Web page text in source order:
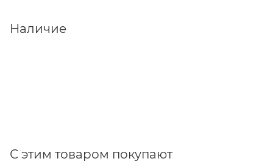
Наличие
С этим товаром покупают